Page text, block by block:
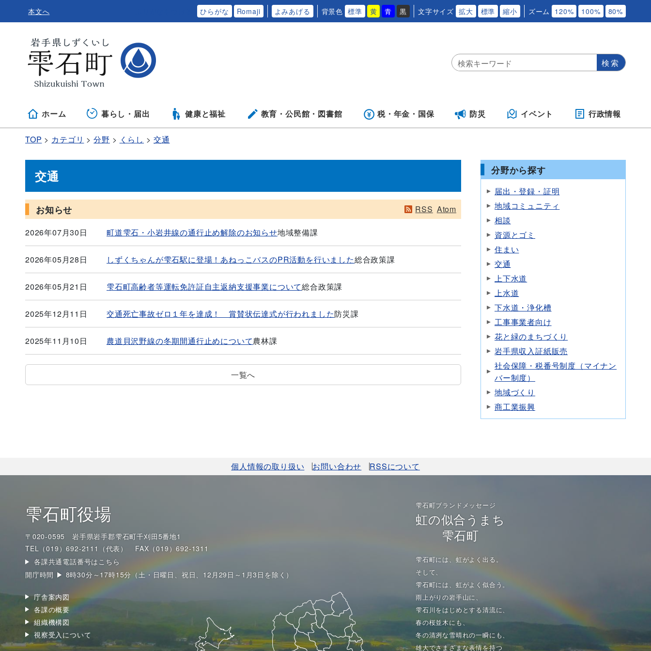
本文へ ひらがな Romaji よみあげる 背景色 標準 黄 青 黒 文字サイズ 拡大 標準 縮小 ズーム 120% 100% 80%
ホーム 暮らし・届出 健康と福祉 教育・公民館・ 図書館 税・年金・ 国保 防災 イベント 行政情報
TOP カテゴリ 分野 くらし 交通
交通
お知らせ RSS Atom
2026年07月30日 町道雫石・小岩井線の通行止め解除のお知らせ地域整備課
2026年05月28日 しずくちゃんが雫石駅に登場！あねっこバスのPR活動を行いました総合政策課
2026年05月21日 雫石町高齢者等運転免許証自主返納支援事業について総合政策課
2025年12月11日 交通死亡事故ゼロ１年を達成！ 賞賛状伝達式が行われました防災課
2025年11月10日 農道貝沢野線の冬期間通行止めについて農林課
一覧へ
分野から探す
届出・登録・証明
地域コミュニティ
相談
資源とゴミ
住まい
交通
上下水道
上水道
下水道・浄化槽
工事事業者向け
花と緑のまちづくり
岩手県収入証紙販売
社会保障・税番号制度（マイナン
バー制度）
地域づくり
商工業振興
個人情報の取り扱い お問い合わせ RSSについて
雫石町役場
〒020-0595 岩手県岩手郡雫石町千刈田5番地1
TEL（019）692-2111（代表）
FAX（019）692-1311
各課共通電話番号はこちら
開庁時間 ▶ 8時30分～17時15分（土・日曜日、祝日、12月29日～1月3日を除く）
庁舎案内図
各課の概要
組織機構図
視察受入について
雫石町ブランドメッセージ
虹の似合うまち
雫石町
雫石町には、虹がよく出る。
そして、
雫石町には、虹がよく似合う。
雨上がりの岩手山に、
雫石川をはじめとする清流に、
春の桜並木にも、
冬の清冽な雪晴れの一瞬にも、
雄大でさまざまな表情を持つ